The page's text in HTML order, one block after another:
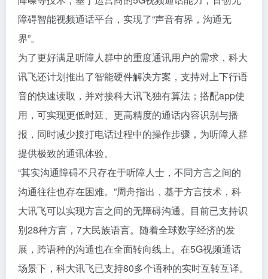
障碍智能视频通话平台，实现了“声音有界，沟通无
界”。
为了更好满足听障人群中的重度通讯用户的需求，科大
讯飞还计划推出了智能硬件解决方案，支持对上下行语
音的快速读取，并对接科大讯飞独有算法；搭配app使
用，可实现更低时延、更高精度的通话内容识别与播
报，同时减少接打电话过程中的操作步骤，为听障人群
提供极致的通讯体验。
“其实沟通障碍不只存在于听障人士，不同方言之间的
沟通往往也存在困难。”周舟指出，基于方言技术，科
大讯飞可以实现方言之间的无障碍沟通。目前已支持识
别28种方言，7大民族语言。随着全球数字经济的发
展，跨语种的沟通也在全面转向线上。在5G视频通话
场景下，科大讯飞已支持80多个语种的实时互转互译。